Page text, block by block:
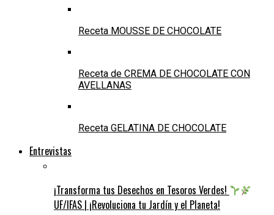
Receta MOUSSE DE CHOCOLATE
Receta de CREMA DE CHOCOLATE CON
AVELLANAS
Receta GELATINA DE CHOCOLATE
Entrevistas
¡Transforma tus Desechos en Tesoros Verdes!
UF/IFAS | ¡Revoluciona tu Jardín y el Planeta!